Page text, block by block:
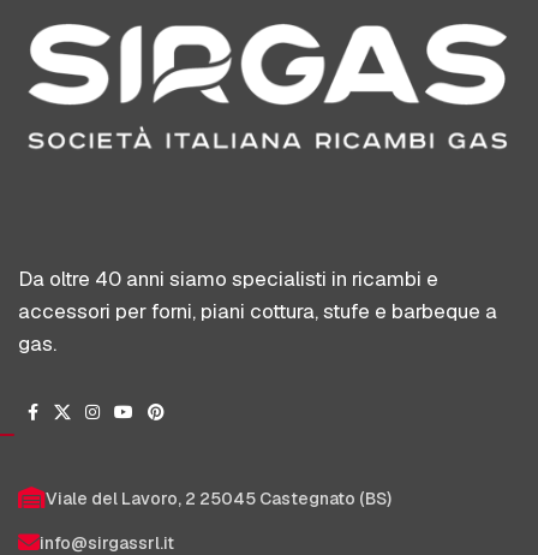
Da oltre 40 anni siamo specialisti in ricambi e
accessori per forni, piani cottura, stufe e barbeque a
gas.
Viale del Lavoro, 2 25045 Castegnato (BS)
info@sirgassrl.it